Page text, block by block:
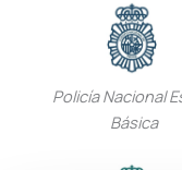
Policía Nacional
Básica